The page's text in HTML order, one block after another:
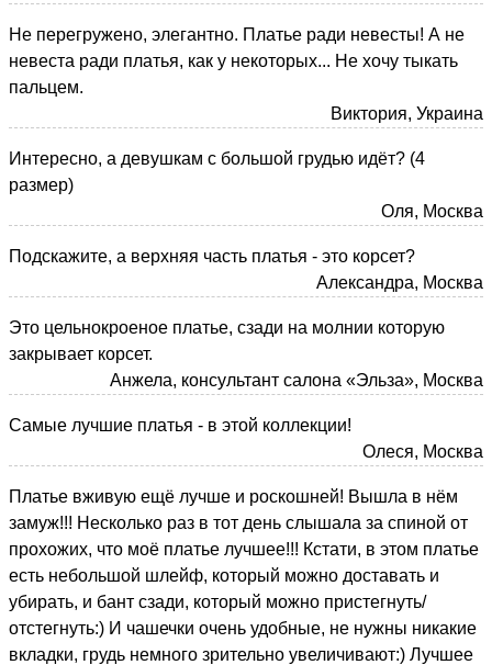
Не перегружено, элегантно. Платье ради невесты! А не
невеста ради платья, как у некоторых... Не хочу тыкать
пальцем.
Виктория, Украина
Интересно, а девушкам с большой грудью идёт? (4
размер)
Оля, Москва
Подскажите, а верхняя часть платья - это корсет?
Александра, Москва
Это цельнокроеное платье, сзади на молнии которую
закрывает корсет.
Анжела, консультант салона «Эльза», Москва
Самые лучшие платья - в этой коллекции!
Олеся, Москва
Платье вживую ещё лучше и роскошней! Вышла в нём
замуж!!! Несколько раз в тот день слышала за спиной от
прохожих, что моё платье лучшее!!! Кстати, в этом платье
есть небольшой шлейф, который можно доставать и
убирать, и бант сзади, который можно пристегнуть/
отстегнуть:) И чашечки очень удобные, не нужны никакие
вкладки, грудь немного зрительно увеличивают:) Лучшее